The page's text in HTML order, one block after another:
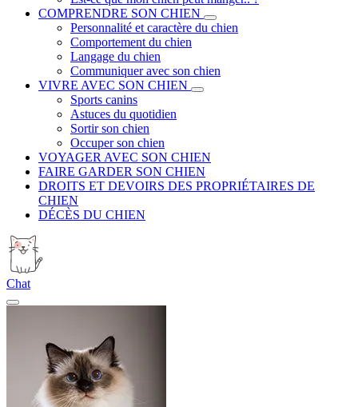
COMPRENDRE SON CHIEN
Personnalité et caractère du chien
Comportement du chien
Langage du chien
Communiquer avec son chien
VIVRE AVEC SON CHIEN
Sports canins
Astuces du quotidien
Sortir son chien
Occuper son chien
VOYAGER AVEC SON CHIEN
FAIRE GARDER SON CHIEN
DROITS ET DEVOIRS DES PROPRIÉTAIRES DE
CHIEN
DÉCÈS DU CHIEN
Chat